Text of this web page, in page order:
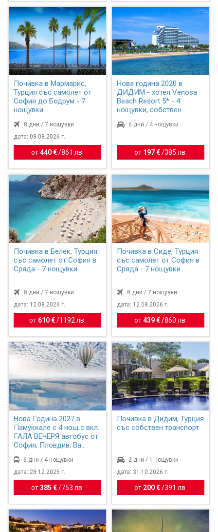
Почивка в Мармарис,
Турция със самолет от
София до Бодрум - 7
нощувки
8 дни / 7 нощувки
дата: 08.08.2026 г.
от440 € /861 лв.
Нова година 2020 в
ДИДИМ - хотел Venosa
Beach Resort 5* - 4
нощувки, собствен
6 дни / 4 нощувки
от 197 €/385 лв.
Почивка в Белек, Турция
със самолет от София в
Сряда - 7 нощувки
8 дни / 7 нощувки
дата: 12.08.2026 г.
от 610 € / 1192 лв.
Почивка в Сиде, Турция
със самолет от София в
Сряда - 7 нощувки
8 дни / 7 нощувки
дата: 12.08.2026 г.
от439 €/860 лв.
Нова Година 2027 в
Памуккале с 4 нощ.с вкл.
ГАЛА ВЕЧЕРЯ автобус от
София, Пловдив, Ва...
6 дни / 4 нощувки
дата: 28.12.2026 г.
от385 € / 753 лв.
Почивка в Дидим, Турция
със собствен транспорт
2 дни / 1 нощувки
дата: 31.10.2026 г.
от 200 €/391 лв.